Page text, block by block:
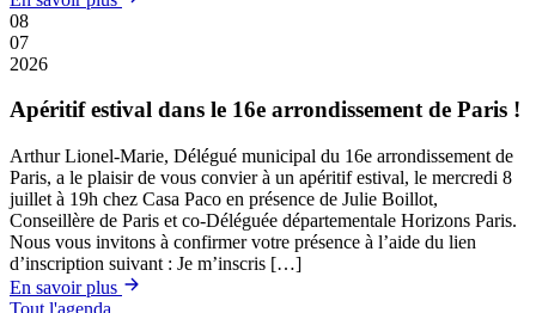
08
07
2026
Apéritif estival dans le 16e arrondissement de Paris !
Arthur Lionel-Marie, Délégué municipal du 16e arrondissement de
Paris, a le plaisir de vous convier à un apéritif estival, le mercredi 8
juillet à 19h chez Casa Paco en présence de Julie Boillot,
Conseillère de Paris et co-Déléguée départementale Horizons Paris.
Nous vous invitons à confirmer votre présence à l’aide du lien
d’inscription suivant : Je m’inscris […]
En savoir plus
Tout l'agenda